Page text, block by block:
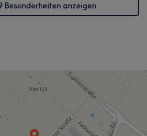
Besonderheiten anzeigen